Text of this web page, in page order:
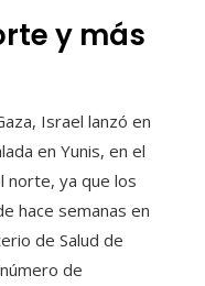
y más
Israel lanzó en
en Yunis, en el
norte, ya que los
hace semanas en
de Salud de
de